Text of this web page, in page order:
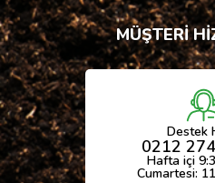
MÜŞTERİ
Destek
0212
Hafta içi
Cumartesi: